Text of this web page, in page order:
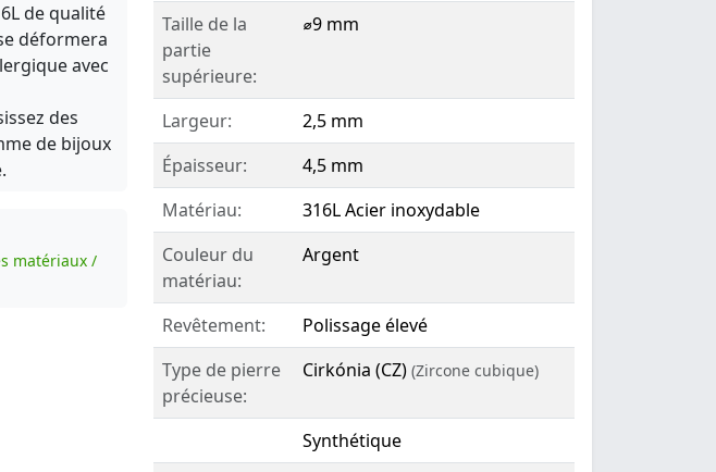
de qualité
déformera
avec
des
de bijoux
matériaux /
Taille de la
partie
supérieure:
⌀9 mm
Largeur:
2,5 mm
Épaisseur:
4,5 mm
Matériau:
316L Acier inoxydable
Couleur du
matériau:
Argent
Revêtement:
Polissage élevé
Type de pierre
précieuse:
Cirkónia (CZ) (Zircone cubique)
Synthétique